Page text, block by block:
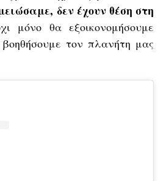
δεν έχουν θέση στη
μόνο θα εξοικονομήσουμε
τον πλανήτη μας